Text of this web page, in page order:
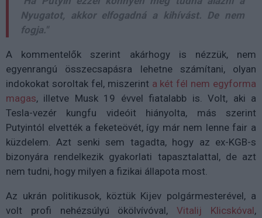
Nyugatot, akkor elfogadná a kihívást. De nem
fogja."
A kommentelők szerint akárhogy is nézzük, nem
egyenrangú összecsapásra lehetne számítani, olyan
indokokat soroltak fel, miszerint a két fél nem egyforma
magas, illetve Musk 19 évvel fiatalabb is. Volt, aki a
Tesla-vezér kungfu videóit hiányolta, más szerint
Putyintól elvették a feketeövét, így már nem lenne fair a
küzdelem. Azt senki sem tagadta, hogy az ex-KGB-s
bizonyára rendelkezik gyakorlati tapasztalattal, de azt
nem tudni, hogy milyen a fizikai állapota most.
Az ukrán politikusok, köztük Kijev polgármesterével, a
volt profi nehézsúlyú ökölvívóval,Vitalij Klicskóval,